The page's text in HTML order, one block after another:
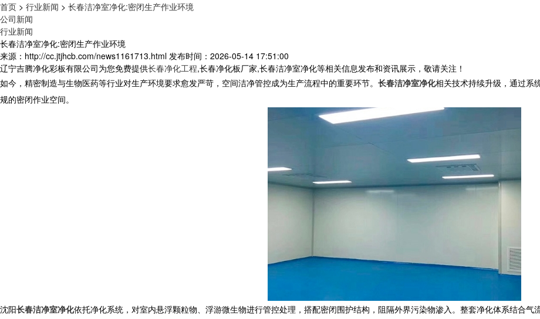
首页 > 行业新闻 > 长春洁净室净化:密闭生产作业环境
公司新闻
行业新闻
长春洁净室净化:密闭生产作业环境
来源：http://cc.jtjhcb.com/news1161713.html 发布时间：2026-05-14 17:51:00
辽宁吉腾净化彩板有限公司为您免费提供长春净化工程,长春净化板厂家,长春洁净室净化等相关信息发布和资讯展示，敬请关注！
如今，精密制造与生物医药等行业对生产环境要求愈发严苛，空间洁净管控成为生产流程中的重要环节。 长春洁净室净化相关技术持续升级，通过系
规的密闭作业空间。
沈阳长春洁净室净化依托净化系统，对室内悬浮颗粒物、浮游微生物进行管控处理，搭配密闭围护结构，阻隔外界污染物渗入。整套净化体系结合